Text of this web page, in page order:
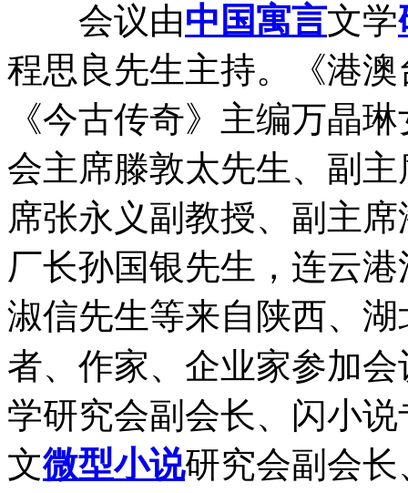
会议由中国寓言文学
程思良先生主持。《港
《今古传奇》主编万晶
会主席滕敦太先生、副
席张永义副教授、副主
厂长孙国银先生，连云
淑信先生等来自陕西、
者、作家、企业家参加
学研究会副会长、闪小
文微型小说研究会副会